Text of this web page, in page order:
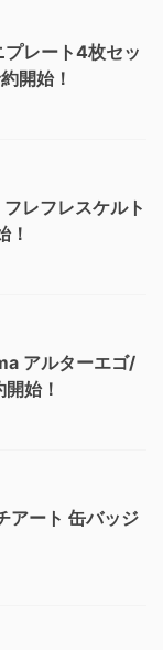
レート4枚セッ
開始！
レフレスケルト
！
アルターエゴ/
始！
アート 缶バッジ